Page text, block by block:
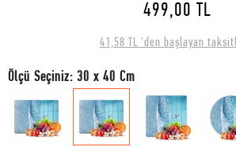
499,00 TL
41,58 TL 'den başlayan
Ölçü Seçiniz: 30 x 40 Cm